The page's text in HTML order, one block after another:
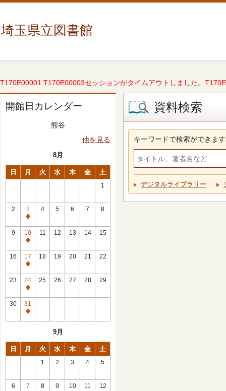
埼玉県立図書館
T170E00001 T170E00003セッションがタイムアウトしました。
開館日カレンダー
熊谷
他を見る
8月
日 月 火 水 木 金 土
1
2
3
休
館
日
4 5 6 7 8
9
10
休
館
日
11 12 13 14 15
16
17
休
館
日
18 19 20 21 22
23
24
休
館
日
25 26 27 28 29
30
31
休
9月
日 月 火 水 木 金 土
1 2 3 4 5
6
7
8 9 10 11 12
資料検索
キーワードで検索ができます
デジタルライブラリー